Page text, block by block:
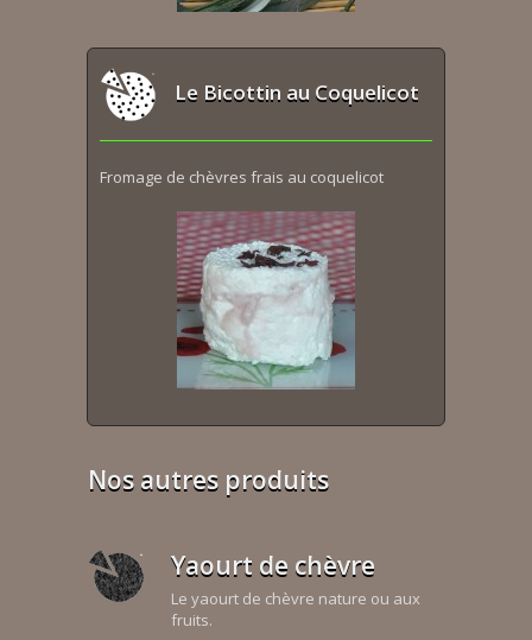
Le Bicottin au Coquelicot
Fromage de chèvres frais au coquelicot
Nos autres produits
Yaourt de chèvre
Le yaourt de chèvre nature ou aux
fruits.